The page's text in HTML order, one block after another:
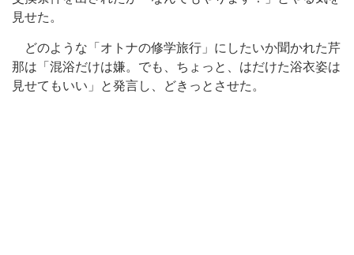
見せた。
どのような「オトナの修学旅行」にしたいか聞かれた芹
那は「混浴だけは嫌。でも、ちょっと、はだけた浴衣姿は
見せてもいい」と発言し、どきっとさせた。